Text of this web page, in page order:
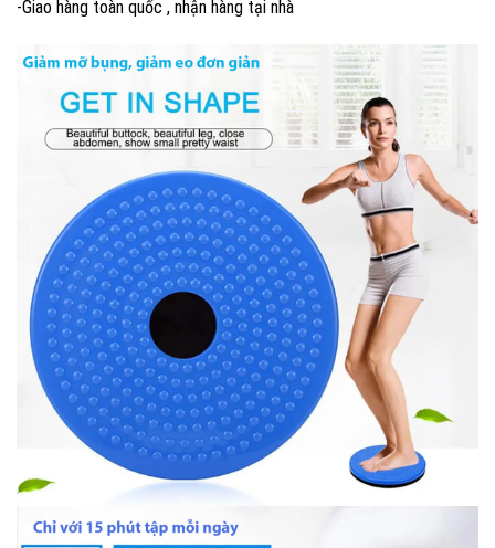
-Giao hàng toàn quốc , nhận hàng tại nhà